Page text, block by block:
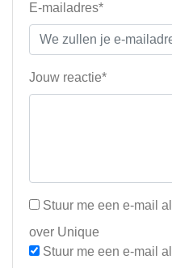
E-mailadres*
Jouw reactie*
Stuur me een e-mail
over Unique
Stuur me een e-mail